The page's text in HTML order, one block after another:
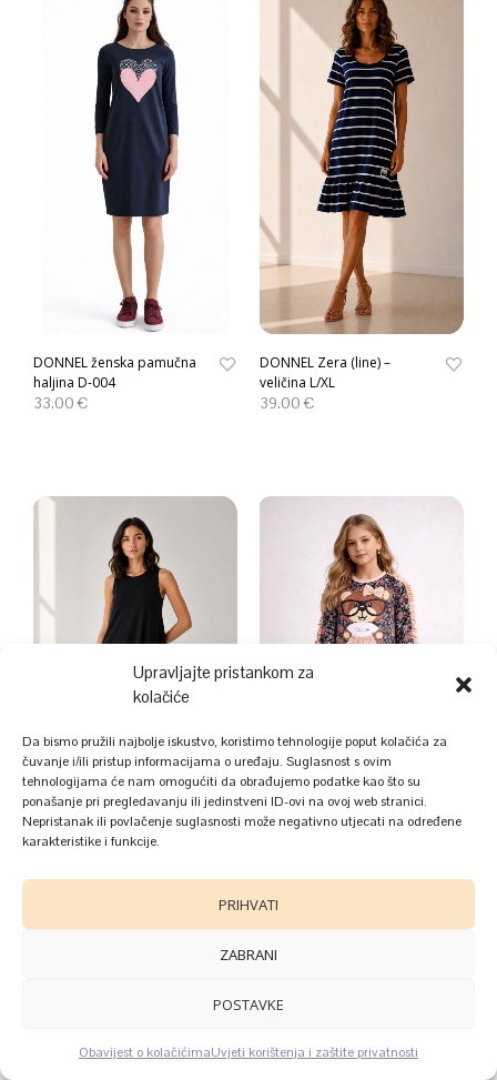
Upravljajte pristankom za
kolačiće
Da bismo pružili najbolje iskustvo, koristimo tehnologije poput kolačića za
čuvanje i/ili pristup informacijama o uređaju. Suglasnost s ovim
tehnologijama će nam omogućiti da obrađujemo podatke kao što su
ponašanje pri pregledavanju ili jedinstveni ID-ovi na ovoj web stranici.
Nepristanak ili povlačenje suglasnosti može negativno utjecati na određene
karakteristike i funkcije.
PRIHVATI
ZABRANI
POSTAVKE
Obavijest o kolačićimaUvjeti korištenja i zaštite privatnosti
DONNEL ženska pamučna
haljina D-004
33.00€
DONNEL Zera (line) –
veličina L/XL
39.00€
28.00€
Limited Edition | 10/12 | –
29.00€